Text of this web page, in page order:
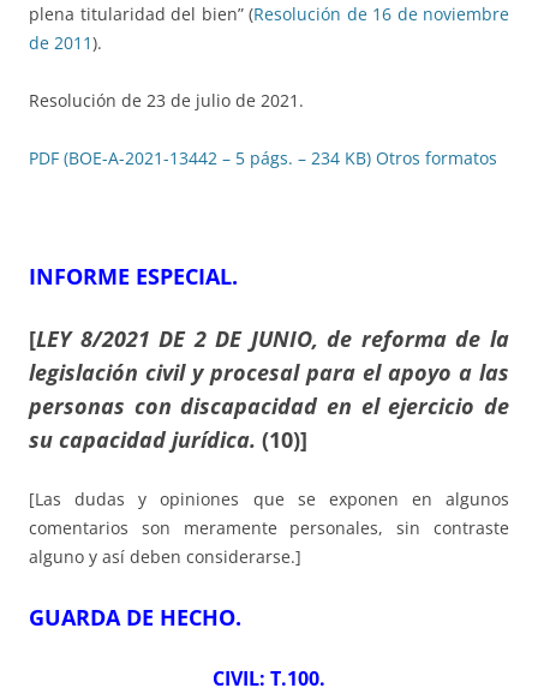
plena titularidad del bien” (Resolución de 16 de noviembre
de 2011).
Resolución de 23 de julio de 2021.
PDF (BOE-A-2021-13442 – 5 págs. – 234 KB) Otros formatos
INFORME ESPECIAL.
[LEY 8/2021 DE 2 DE JUNIO, de reforma de la
legislación civil y procesal para el apoyo a las
personas con discapacidad en el ejercicio de
su capacidad jurídica. (10)]
[Las dudas y opiniones que se exponen en algunos
comentarios son meramente personales, sin contraste
alguno y así deben considerarse.]
GUARDA DE HECHO.
CIVIL: T.100.